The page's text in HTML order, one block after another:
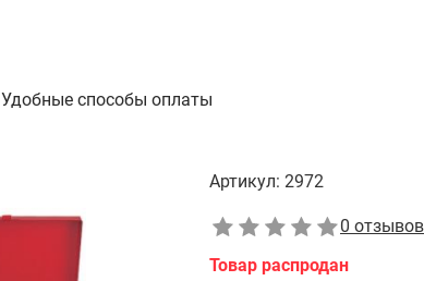
Удобные способы оплаты
Артикул: 2972
0 отзывов
Товар распродан